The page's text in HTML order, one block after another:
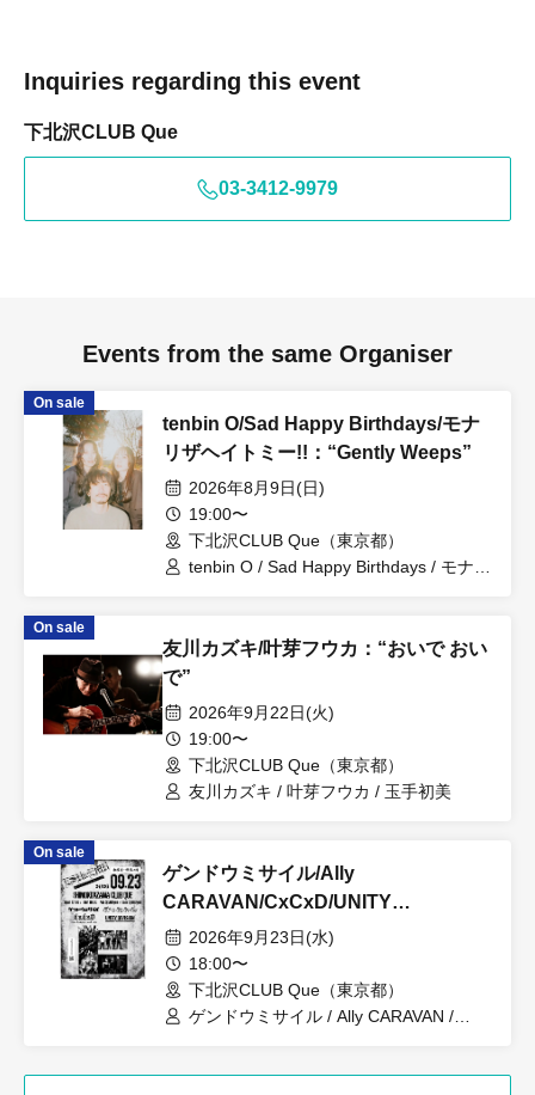
Inquiries regarding this event
下北沢CLUB Que
03-3412-9979
Events from the same Organiser
On sale
tenbin O/Sad Happy Birthdays/モナ
リザヘイトミー!!：“Gently Weeps”
2026年8月9日(日)
19:00〜
下北沢CLUB Que（東京都）
tenbin O / Sad Happy Birthdays / モナリ
On sale
友川カズキ/叶芽フウカ：“おいで おい
で”
2026年9月22日(火)
19:00〜
下北沢CLUB Que（東京都）
友川カズキ / 叶芽フウカ / 玉手初美
On sale
ゲンドウミサイル/Ally
CARAVAN/CxCxD/UNITY
DIVISiON：“ESUtoEMU -キ・ミ・
ハ・シ・ゲ・キ・テ・キ-”
2026年9月23日(水)
18:00〜
下北沢CLUB Que（東京都）
ゲンドウミサイル / Ally CARAVAN /